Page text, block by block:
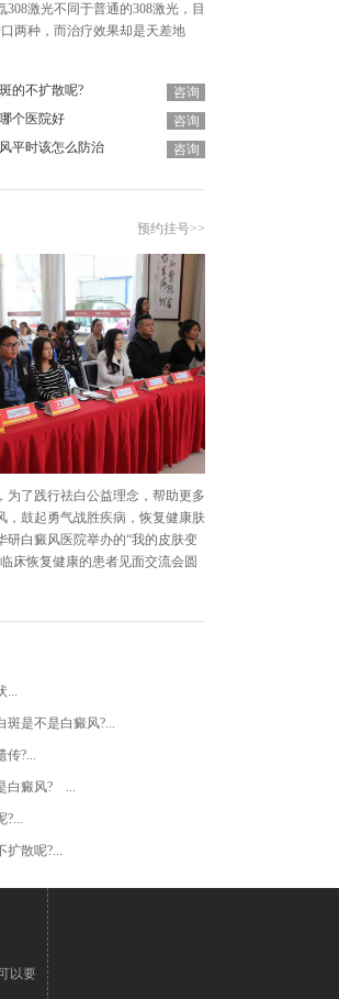
308激光不同于普通的308激光，目
两种，而治疗效果却是天差地
的不扩散呢?
咨询
个医院好
咨询
平时该怎么防治
咨询
预约挂号>>
为了践行祛白公益理念，帮助更多
，鼓起勇气战胜疾病，恢复健康肤
研白癜风医院举办的“我的皮肤变
床恢复健康的患者见面交流会圆
...
斑是不是白癜风?...
传?...
白癜风? ...
?...
扩散呢?...
以要